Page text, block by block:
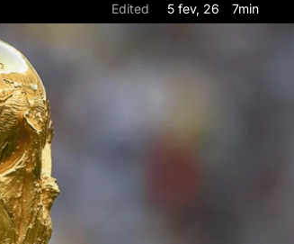
Edited
5 fev, 26
7min